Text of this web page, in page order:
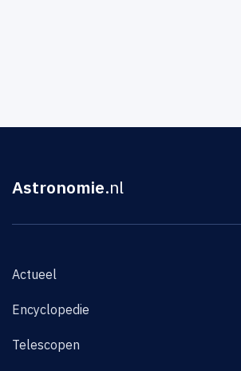
Astronomie.nl
Actueel
Encyclopedie
Telescopen